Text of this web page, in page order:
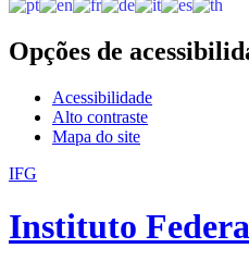
Opções de
Acessibilidade
Alto contraste
Mapa do site
IFG
Instituto